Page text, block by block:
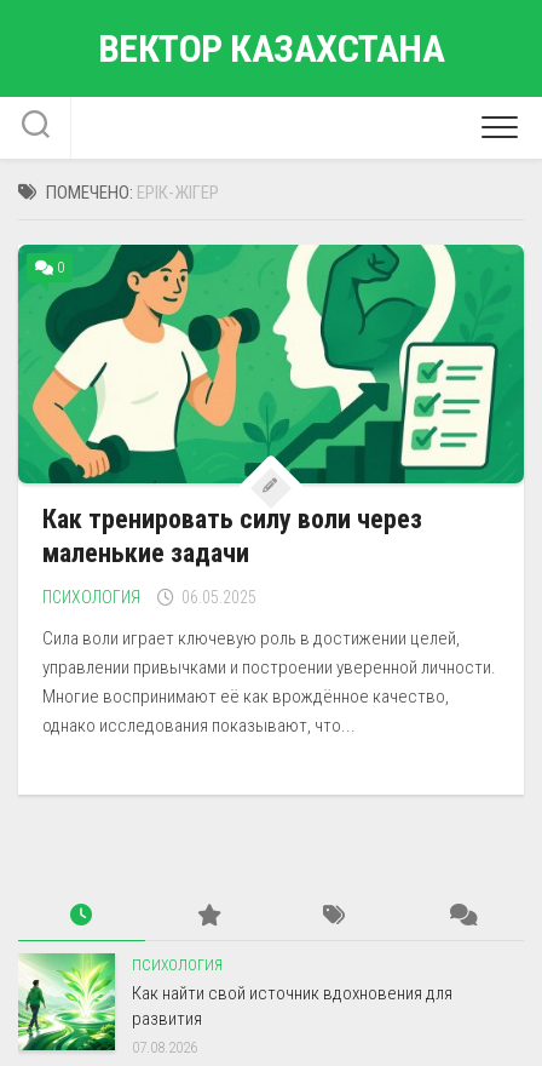
ВЕКТОР КАЗАХСТАНА
ПОМЕЧЕНО: ЕРІК-ЖІГЕР
0
Как тренировать силу воли через
маленькие задачи
ПСИХОЛОГИЯ 06.05.2025
Сила воли играет ключевую роль в достижении целей,
управлении привычками и построении уверенной личности.
Многие воспринимают её как врождённое качество,
однако исследования показывают, что...
ПСИХОЛОГИЯ
Как найти свой источник вдохновения для
развития
07.08.2026